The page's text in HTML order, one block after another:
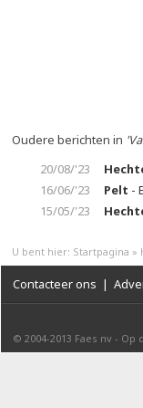
Oudere berichten in
20/08/'23
16/06/'23
Pelt -
15/05/'23
U bent hier: Startpagina »
Contacteer ons |
© 2004-2013 Faes nv - Op